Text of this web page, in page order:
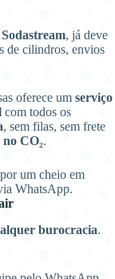
Sodastream, já deve
de cilindros, envios
oferece um serviço
com todos os
, sem filas, sem frete
CO₂.
um cheio em
WhatsApp.
burocracia.